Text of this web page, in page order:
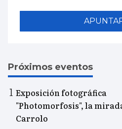
Próximos eventos
Exposición fotográfica
"Photomorfosis", la
Carrolo